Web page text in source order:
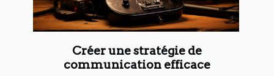
Créer une stratégie de
communication efficace